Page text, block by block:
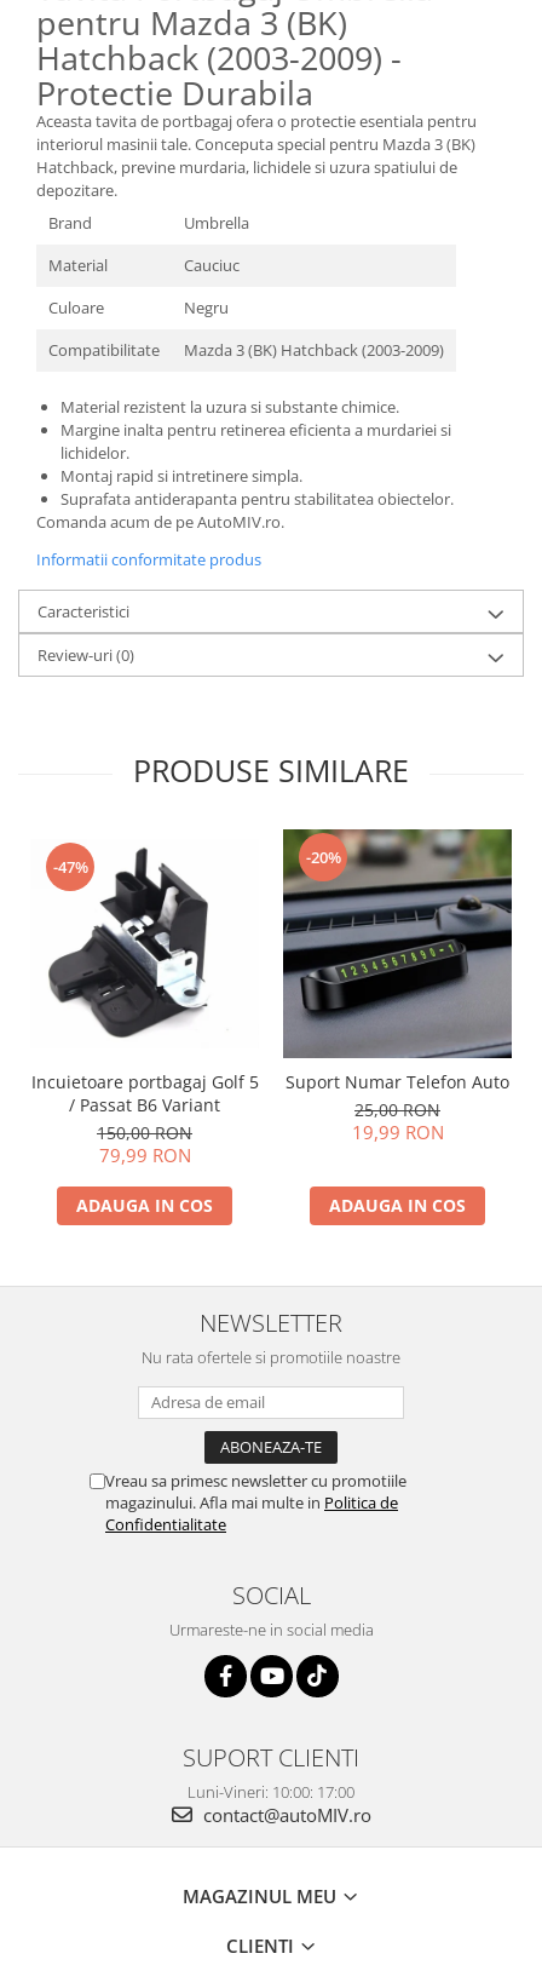
pentru Mazda 3 (BK)
Hatchback (2003-2009) -
Protectie Durabila
Aceasta tavita de portbagaj ofera o protectie esentiala pentru
interiorul masinii tale. Conceputa special pentru Mazda 3 (BK)
Hatchback, previne murdaria, lichidele si uzura spatiului de
depozitare.
Brand
Umbrella
Material
Cauciuc
Culoare
Negru
Compatibilitate
Mazda 3 (BK) Hatchback (2003-2009)
Material rezistent la uzura si substante chimice.
Margine inalta pentru retinerea eficienta a murdariei si
lichidelor.
Montaj rapid si intretinere simpla.
Suprafata antiderapanta pentru stabilitatea obiectelor.
Comanda acum de pe AutoMIV.ro.
Informatii conformitate produs
Caracteristici
Review-uri(0)
PRODUSE SIMILARE
-47%
Incuietoare portbagaj Golf 5
/ Passat B6 Variant
150,00 RON
79,99 RON
ADAUGA IN COS
-20%
Suport Numar Telefon Auto
25,00 RON
19,99 RON
ADAUGA IN COS
NEWSLETTER
Nu rata ofertele si promotiile noastre
Vreau sa primesc newsletter cu promotiile
magazinului. Afla mai multe in Politica de
Confidentialitate
SOCIAL
Urmareste-ne in social media
SUPORT CLIENTI
Luni-Vineri: 10:00: 17:00
contact@autoMIV.ro
MAGAZINUL MEU
CLIENTI